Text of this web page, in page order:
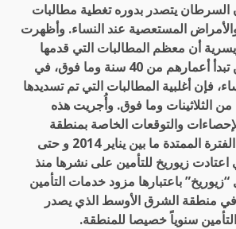
يتصدر بدوره تغطية مطالبات
والأمراض المستعصية عند النساء. وأظهرت
أن معظم المطالبات التي قدمها
الرجال هم من الذين تبدأ أعمارهم من 40 سنة وما فوق، في
فإن أغلبية المطالبات التي تم تسديدها
من الثلاثينات وما فوق. وأُجريت هذه
والتوقعات الخاصة بمنطقة
الشرق الأوسط عن الفترة الممتدة ما بين يناير 2014 و حتى
2016 والتي اعتادت زيوريخ للتأمين على نشرها منذ
وتواصل “زيوريخ” باعتبارها مزود خدمات التأمين
في منطقة الشرق الأوسط الذي يصدر
سنوياً خصيصا للمنطقة.